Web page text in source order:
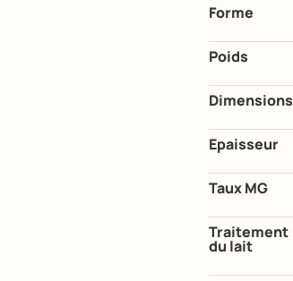
Forme
Poids
Dimensions
Epaisseur
Taux MG
Traitement
du lait